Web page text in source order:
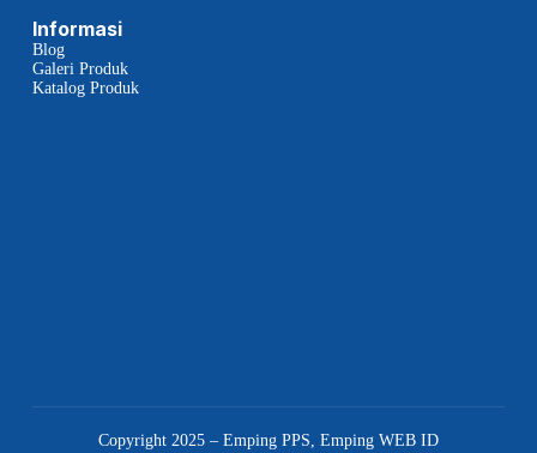
Informasi
Blog
Galeri Produk
Katalog Produk
Copyright 2025 – Emping PPS, Emping WEB ID